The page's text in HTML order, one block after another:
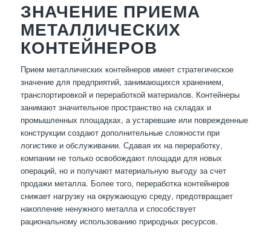
ЗНАЧЕНИЕ ПРИЕМА
МЕТАЛЛИЧЕСКИХ
КОНТЕЙНЕРОВ
Прием металлических контейнеров имеет стратегическое
значение для предприятий, занимающихся хранением,
транспортировкой и переработкой материалов. Контейнеры
занимают значительное пространство на складах и
промышленных площадках, а устаревшие или поврежденные
конструкции создают дополнительные сложности при
логистике и обслуживании. Сдавая их на переработку,
компании не только освобождают площади для новых
операций, но и получают материальную выгоду за счет
продажи металла. Более того, переработка контейнеров
снижает нагрузку на окружающую среду, предотвращает
накопление ненужного металла и способствует
рациональному использованию природных ресурсов.